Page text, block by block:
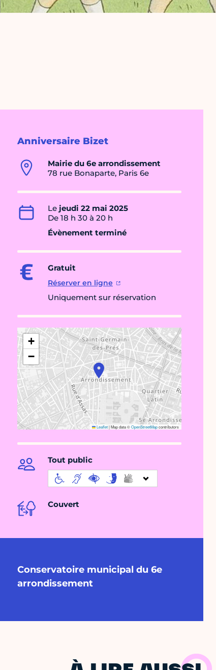
Anniversaire Bizet
Mairie du 6e arrondissement
78 rue Bonaparte, Paris 6e
Le jeudi 22 mai 2025
De 18 h 30 à 20 h
Évènement terminé
Gratuit
Réserver en ligne
Uniquement sur réservation
+
−
Leaflet|Map data ©OpenStreetMapcontributors
Tout public
Couvert
Conservatoire municipal du 6e
arrondissement